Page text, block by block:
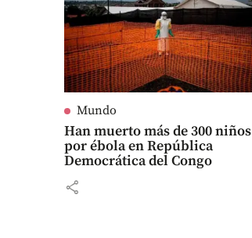
Mundo
Han muerto más de 300 niños
por ébola en República
Democrática del Congo
share